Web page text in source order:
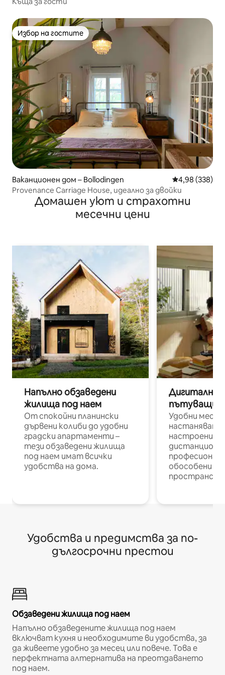
Избор на гостите
Избор на гостите
Ваканционен дом – Bollodingen Средна
4,98 (338)
Provenance Carriage House, идеално за двойки
Домашен уют и страхотни
месечни цени
Напълно обзаведени
жилища под наем
От спокойни планински
дървени колиби до удобни
градски апартаменти –
тези обзаведени жилища
под наем имат всички
удобства на дома.
Дигитални
пътуващи
Удобни
настаняване
настроени и
обособени
Удобства и предимства за по-
дългосрочни престои
Обзаведени жилища под наем
Напълно обзаведените жилища под наем
включват кухня и необходимите ви удобства, за
да живеете удобно за месец или повече. Това е
перфектната алтернатива на преотдаването
под наем.